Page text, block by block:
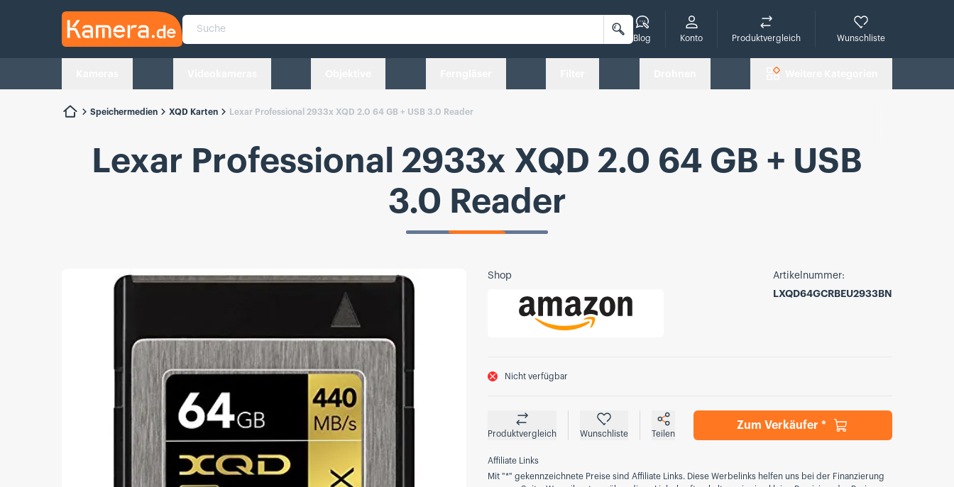
Kamera.de
Suche
Suche
Blog Konto Produktvergleich Wunschliste
Speichermedien XQD Karten Lexar Professional 2933x XQD 2.0 64 GB + USB 3.0 Reader
Lexar Professional 2933x XQD 2.0 64 GB + USB
3.0 Reader
Artikelnummer:
LXQD64GCRBEU2933BN
Shop
Nicht verfügbar
Zum Verkäufer *
Produktvergleich Wunschliste Teilen
Affiliate Links
Mit "*" gekennzeichnete Preise sind Affiliate Links. Diese Werbelinks helfen uns bei der Finanzierung